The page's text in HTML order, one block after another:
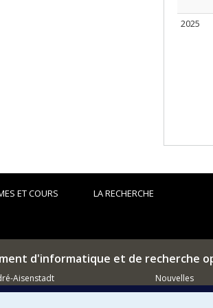
2025
ET COURS LA RECHERCHE
d'informatique et de recherche
Aisenstadt
de la Tour
Nouvelles